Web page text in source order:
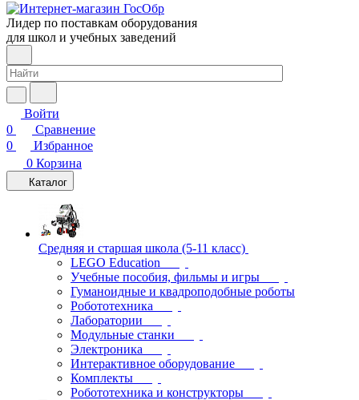
Лидер по поставкам оборудования
для школ и учебных заведений
Войти
0
Сравнение
0
Избранное
0 Корзина
Каталог
Средняя и старшая школа (5-11 класс)
LEGO Education
Учебные пособия, фильмы и игры
Гуманоидные и квадроподобные роботы
Робототехника
Лаборатории
Модульные станки
Электроника
Интерактивное оборудование
Комплекты
Робототехника и конструкторы